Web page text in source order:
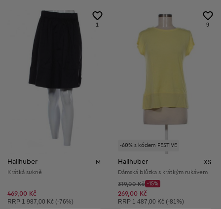
1
Hallhuber M
Krátká sukně
469,00 Kč
Doporučená cena:
RRP 1 987,00 Kč (-76%)
-60% s kódem FESTIVE
9
Hallhuber XS
Dámská blůzka s krátkým rukávem
Původní cena:
319,00 Kč
Discount Price:
-15%
Snížená cena:
269,00 Kč
Doporučená cena:
RRP 1 487,00 Kč (-81%)